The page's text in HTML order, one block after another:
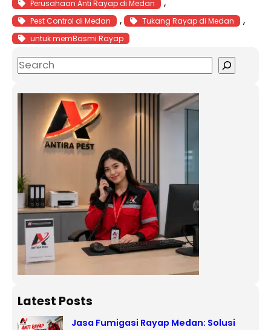
Perusahaan Anti Rayap di Medan
Pest Control di Medan , Tukang Rayap di Medan ,
untuk memBasmi Rayap
Latest Posts
Jasa Fumigasi Rayap Medan: Solusi